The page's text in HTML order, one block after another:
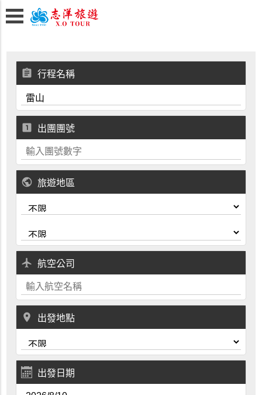
assignment 行程名稱
looks_one 出團團號
public 旅遊地區
local_airport 航空公司
place 出發地點
出發日期